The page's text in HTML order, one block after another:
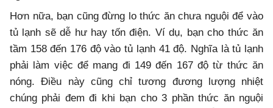
Hơn nữa, bạn cũng đừng lo thức ăn chưa nguội để vào
tủ lạnh sẽ dễ hư hay tốn điện. Ví dụ, bạn cho thức ăn
tầm 158 đến 176 độ vào tủ lạnh 41 độ. Nghĩa là tủ lạnh
phải làm việc để mang đi 149 đến 167 độ từ thức ăn
nóng. Điều này cũng chỉ tương đương lượng nhiệt
chúng phải đem đi khi bạn cho 3 phần thức ăn nguội